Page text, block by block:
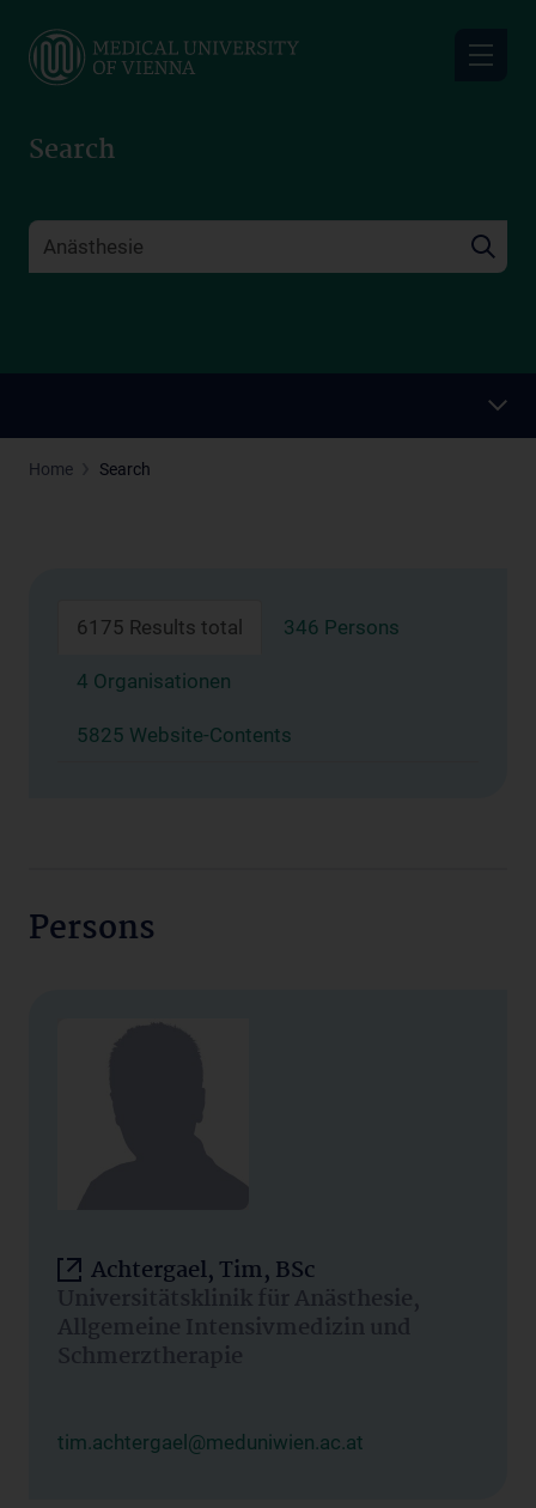
main
Search
Home Search
6175 Results total 346 Persons
4 Organisationen
5825 Website-Contents
Persons
Achtergael, Tim, BSc
Universitätsklinik für Anästhesie,
Allgemeine Intensivmedizin und
Schmerztherapie
tim.achtergael@meduniwien.ac.at